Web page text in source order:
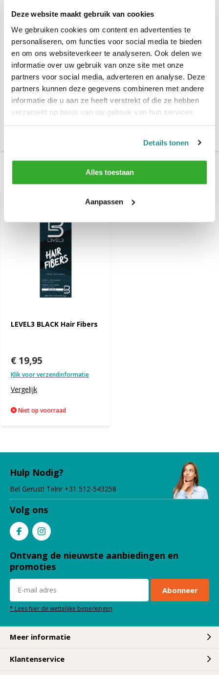
Deze website maakt gebruik van cookies
We gebruiken cookies om content en advertenties te
personaliseren, om functies voor social media te bieden
en om ons websiteverkeer te analyseren. Ook delen we
informatie over uw gebruik van onze site met onze
partners voor social media, adverteren en analyse. Deze
partners kunnen deze gegevens combineren met andere
informatie die u aan ze heeft verstrekt of die ze hebben
verzameld op basis van uw gebruik van hun services.
Details tonen
Alles toestaan
Aanpassen
Sibel Hair Sculptor Hair
Bilding Fibers 25 gram
(Gaat uit assortiment)
Sibel Hair Sculptor Hair
Fixing Spray 100ml
LEVEL3 BLACK Hair Fibers
€ 19,95
Klik voor verzendinformatie
Vergelijk
Niet op voorraad
Hulp Nodig?
Bel Gerust! Telnr +31 512-543258
Volg ons
Ontvang de nieuwste aanbiedingen en
promoties
Abonneer
* Lees hier de wettelijke beperkingen
Meer informatie
Klantenservice